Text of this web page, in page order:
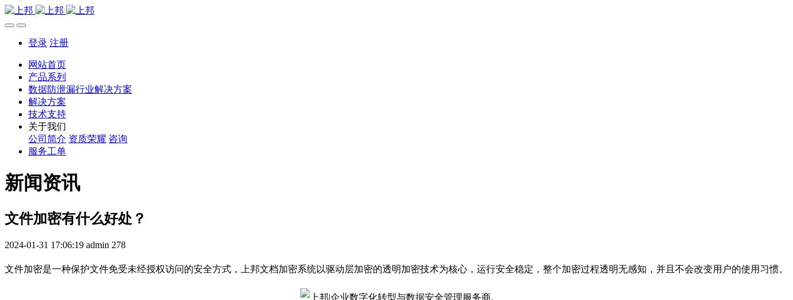
登录 注册
网站首页
产品系列
数据防泄漏行业解决方案
解决方案
技术支持
关于我们
公司简介 资质荣耀 咨询
服务工单
新闻资讯
文件加密有什么好处？
2024-01-31 17:06:19 admin 278
文件加密是一种保护文件免受未经授权访问的安全方式， 上邦文档加密系统以驱动层加密的透明加密技术为核心，运行安全稳定，整个加密过程透明无感知，并且不会改变用户的使用习惯。